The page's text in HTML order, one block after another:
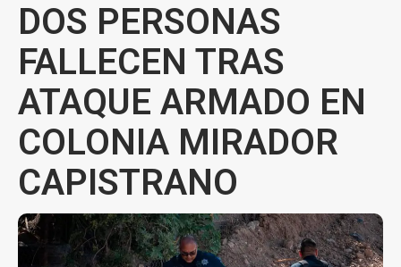
DOS PERSONAS
FALLECEN TRAS
ATAQUE ARMADO EN
COLONIA MIRADOR
CAPISTRANO